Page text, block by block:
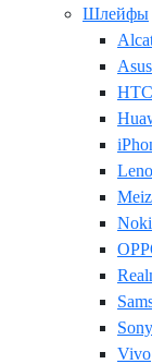
Шлейфы
Asus
HTC
Sony
Vivo